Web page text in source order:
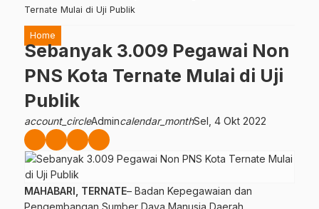
Ternate Mulai di Uji Publik
Home
Sebanyak 3.009 Pegawai Non
PNS Kota Ternate Mulai di Uji
Publik
account_circleAdmincalendar_monthSel, 4 Okt 2022
MAHABARI, TERNATE– Badan Kepegawaian dan
Pengembangan Sumber Daya Manusia Daerah